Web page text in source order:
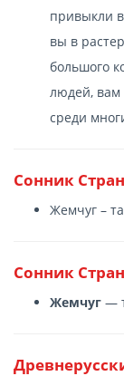
привыкли
вы в
большого
людей, вам
среди
Сонник
Жемчуг –
Сонник
Жемчуг —